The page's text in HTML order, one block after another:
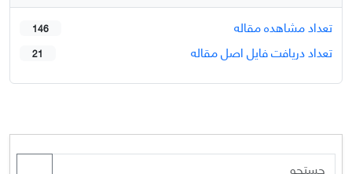
تعداد مشاهده مقاله
146
تعداد دریافت فایل اصل مقاله 21